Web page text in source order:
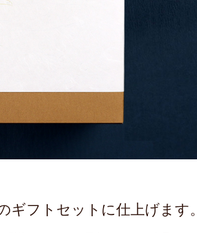
フトセットに仕上げます。